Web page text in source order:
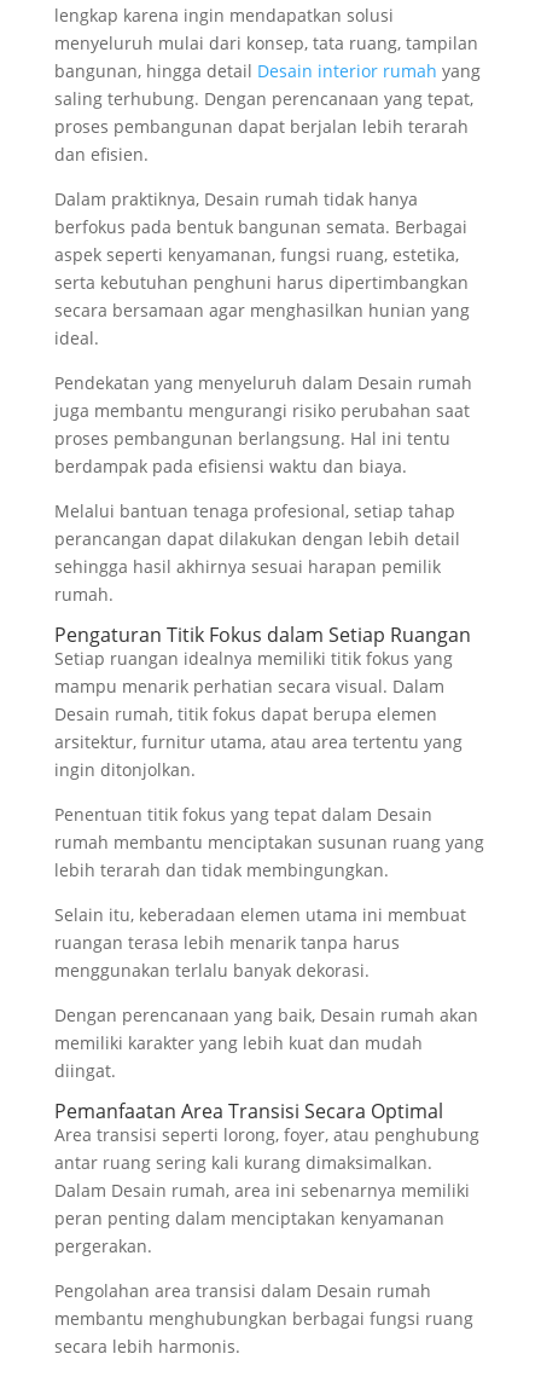
lengkap karena ingin mendapatkan solusi
menyeluruh mulai dari konsep, tata ruang, tampilan
bangunan, hingga detail Desain interior rumah yang
saling terhubung. Dengan perencanaan yang tepat,
proses pembangunan dapat berjalan lebih terarah
dan efisien.
Dalam praktiknya, Desain rumah tidak hanya
berfokus pada bentuk bangunan semata. Berbagai
aspek seperti kenyamanan, fungsi ruang, estetika,
serta kebutuhan penghuni harus dipertimbangkan
secara bersamaan agar menghasilkan hunian yang
ideal.
Pendekatan yang menyeluruh dalam Desain rumah
juga membantu mengurangi risiko perubahan saat
proses pembangunan berlangsung. Hal ini tentu
berdampak pada efisiensi waktu dan biaya.
Melalui bantuan tenaga profesional, setiap tahap
perancangan dapat dilakukan dengan lebih detail
sehingga hasil akhirnya sesuai harapan pemilik
rumah.
Pengaturan Titik Fokus dalam Setiap Ruangan
Setiap ruangan idealnya memiliki titik fokus yang
mampu menarik perhatian secara visual. Dalam
Desain rumah, titik fokus dapat berupa elemen
arsitektur, furnitur utama, atau area tertentu yang
ingin ditonjolkan.
Penentuan titik fokus yang tepat dalam Desain
rumah membantu menciptakan susunan ruang yang
lebih terarah dan tidak membingungkan.
Selain itu, keberadaan elemen utama ini membuat
ruangan terasa lebih menarik tanpa harus
menggunakan terlalu banyak dekorasi.
Dengan perencanaan yang baik, Desain rumah akan
memiliki karakter yang lebih kuat dan mudah
diingat.
Pemanfaatan Area Transisi Secara Optimal
Area transisi seperti lorong, foyer, atau penghubung
antar ruang sering kali kurang dimaksimalkan.
Dalam Desain rumah, area ini sebenarnya memiliki
peran penting dalam menciptakan kenyamanan
pergerakan.
Pengolahan area transisi dalam Desain rumah
membantu menghubungkan berbagai fungsi ruang
secara lebih harmonis.